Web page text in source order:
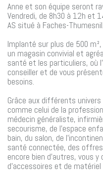
Anne et son équipe seront
Vendredi, de 8h30 à 12h et
AS situé à Faches-Thumesnil.
Implanté sur plus de 500
un magasin convivial et
santé et les particuliers, où
conseiller et de vous
besoins.
Grâce aux différents
comme celui de la
médecin généraliste,
secourisme, de l’espace
bain, du salon, de
santé connectée, des
encore bien d’autres, vous
d’accessoires et de matériel